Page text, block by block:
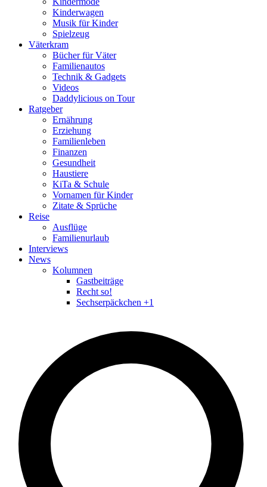
Kinderwagen
Musik für Kinder
Spielzeug
Väterkram
Bücher für Väter
Familienautos
Technik & Gadgets
Videos
Daddylicious on Tour
Ratgeber
Ernährung
Erziehung
Familienleben
Finanzen
Gesundheit
Haustiere
KiTa & Schule
Vornamen für Kinder
Zitate & Sprüche
Reise
Ausflüge
Familienurlaub
Interviews
News
Kolumnen
Gastbeiträge
Recht so!
Sechserpäckchen +1